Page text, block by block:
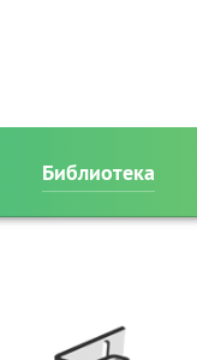
Библиотека